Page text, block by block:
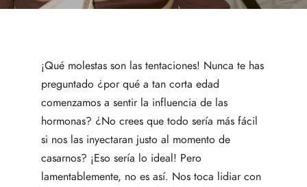
¡Qué molestas son las tentaciones! Nunca te has
preguntado ¿por qué a tan corta edad
comenzamos a sentir la influencia de las
hormonas? ¿No crees que todo sería más fácil
si nos las inyectaran justo al momento de
casarnos? ¡Eso sería lo ideal! Pero
lamentablemente, no es así. Nos toca lidiar con